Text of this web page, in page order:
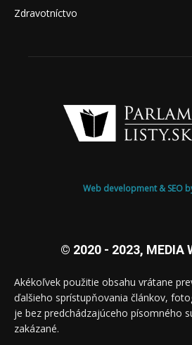
Zdravotníctvo
Web development & SEO
© 2020 - 2023, MEDIA
Akékoľvek použitie obsahu vrátane
ďalšieho sprístupňovania článkov,
je bez predchádzajúceho písomného
zakázané.